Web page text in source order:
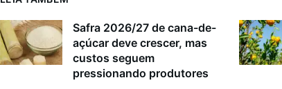
Safra 2026/27 de cana-de-
açúcar deve crescer, mas
custos seguem
pressionando produtores